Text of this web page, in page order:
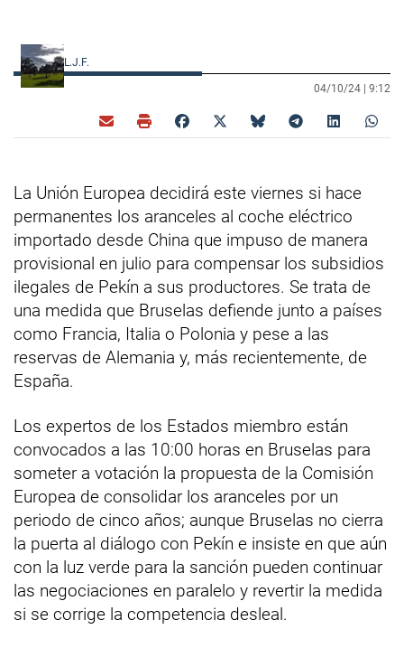
L.J.F.
04/10/24 | 9:12
La Unión Europea decidirá este viernes si hace
permanentes los aranceles al coche eléctrico
importado desde China que impuso de manera
provisional en julio para compensar los subsidios
ilegales de Pekín a sus productores. Se trata de
una medida que Bruselas defiende junto a países
como Francia, Italia o Polonia y pese a las
reservas de Alemania y, más recientemente, de
España.
Los expertos de los Estados miembro están
convocados a las 10:00 horas en Bruselas para
someter a votación la propuesta de la Comisión
Europea de consolidar los aranceles por un
periodo de cinco años; aunque Bruselas no cierra
la puerta al diálogo con Pekín e insiste en que aún
con la luz verde para la sanción pueden continuar
las negociaciones en paralelo y revertir la medida
si se corrige la competencia desleal.